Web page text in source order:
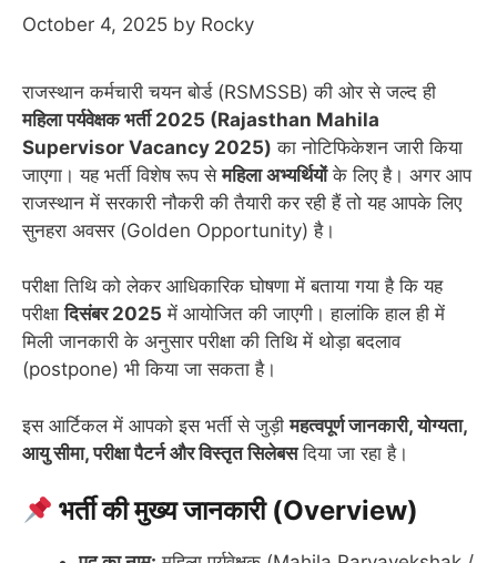
October 4, 2025 by Rocky
राजस्थान कर्मचारी चयन बोर्ड (RSMSSB) की ओर से जल्द ही
महिला पर्यवेक्षक भर्ती 2025 (Rajasthan Mahila
Supervisor Vacancy 2025) का नोटिफिकेशन जारी किया
जाएगा। यह भर्ती विशेष रूप सेमहिला अभ्यर्थियोंके लिए है। अगर आप
राजस्थान में सरकारी नौकरी की तैयारी कर रही हैं तो यह आपके लिए
सुनहरा अवसर (Golden Opportunity) है।
परीक्षा तिथि को लेकर आधिकारिक घोषणा में बताया गया है कि यह
परीक्षादिसंबर 2025 में आयोजित की जाएगी। हालांकि हाल ही में
मिली जानकारी के अनुसार परीक्षा की तिथि में थोड़ा बदलाव
(postpone) भी किया जा सकता है।
इस आर्टिकल में आपको इस भर्ती से जुड़ीमहत्वपूर्ण जानकारी, योग्यता,
आयु सीमा, परीक्षा पैटर्न और विस्तृत सिलेबसदिया जा रहा है।
भर्ती की मुख्य जानकारी (Overview)